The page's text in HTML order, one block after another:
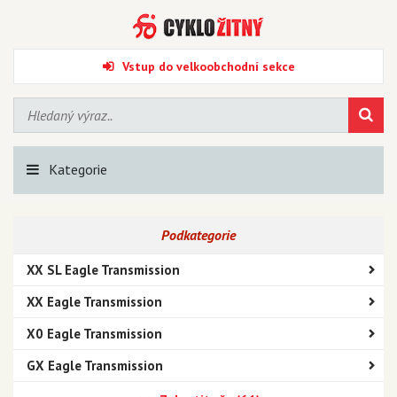
Vstup do velkoobchodní sekce
Kategorie
Podkategorie
XX SL Eagle Transmission
XX Eagle Transmission
X0 Eagle Transmission
GX Eagle Transmission